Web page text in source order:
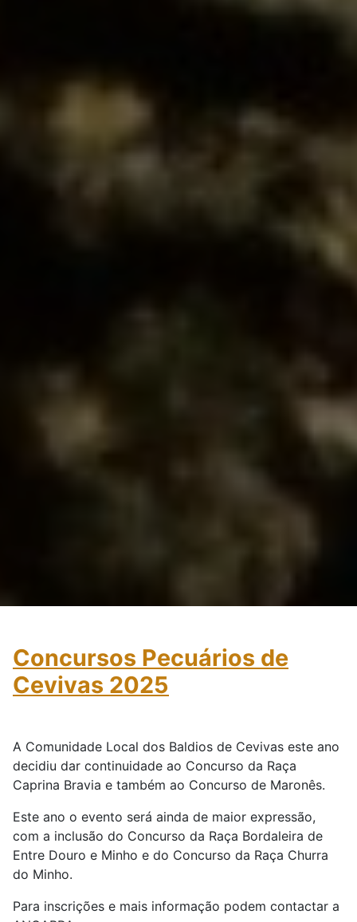
Concursos Pecuários de
Cevivas 2025
A Comunidade Local dos Baldios de Cevivas este ano
decidiu dar continuidade ao Concurso da Raça
Caprina Bravia e também ao Concurso de Maronês.
Este ano o evento será ainda de maior expressão,
com a inclusão do Concurso da Raça Bordaleira de
Entre Douro e Minho e do Concurso da Raça Churra
do Minho.
Para inscrições e mais informação podem contactar a